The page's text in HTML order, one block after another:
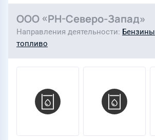
ООО «РН-Северо-Запад»
Направления деятельности Бензины
топливо